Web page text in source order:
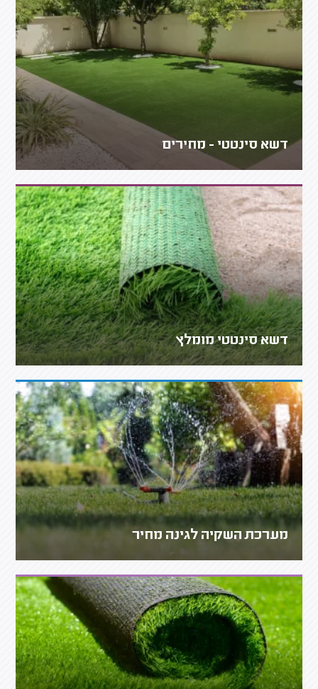
דשא סינטטי - מחירים
דשא סינטטי מומלץ
מערכת השקיה לגינה מחיר